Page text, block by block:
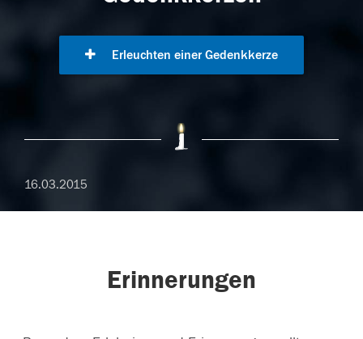
Erleuchten einer Gedenkkerze
16.03.2015
Erinnerungen